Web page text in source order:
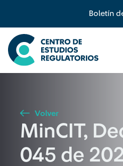
Boletín
Búsqueda
Seleccione país
Buscar
Volver
MinCIT,
045 de